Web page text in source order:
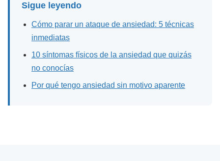
Sigue leyendo
Cómo parar un ataque de ansiedad: 5 técnicas
inmediatas
10 síntomas físicos de la ansiedad que quizás
no conocías
Por qué tengo ansiedad sin motivo aparente